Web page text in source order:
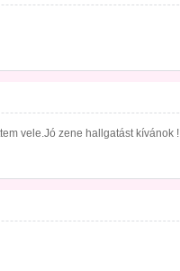
vele.Jó zene hallgatást kívánok !